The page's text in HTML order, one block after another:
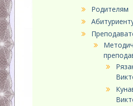
Родителям